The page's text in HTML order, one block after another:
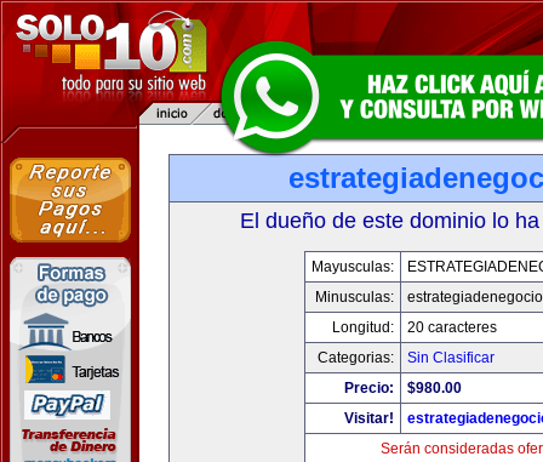
El dueño de este dominio lo
Mayusculas:
Minusculas:
Longitud:
20 caracteres
Categorias:
Sin Clasificar
Precio:
$980.00
Visitar!
Serán consideradas